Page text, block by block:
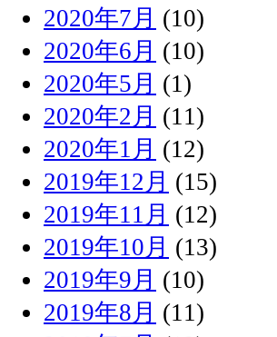
2020年7月 (10)
2020年6月 (10)
2020年5月 (1)
2020年2月 (11)
2020年1月 (12)
2019年12月 (15)
2019年11月 (12)
2019年10月 (13)
2019年9月 (10)
2019年8月 (11)